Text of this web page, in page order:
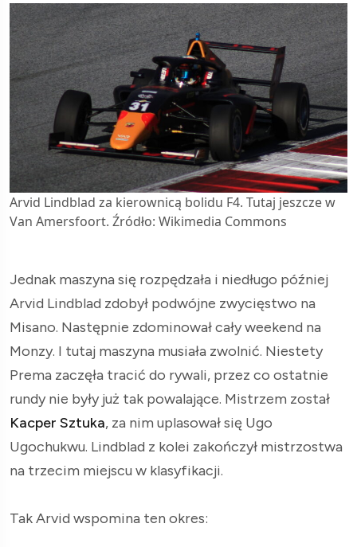
Arvid Lindblad za kierownicą bolidu F4. Tutaj jeszcze w
Van Amersfoort. Źródło: Wikimedia Commons
Jednak maszyna się rozpędzała i niedługo później
Arvid Lindblad zdobył podwójne zwycięstwo na
Misano. Następnie zdominował cały weekend na
Monzy. I tutaj maszyna musiała zwolnić. Niestety
Prema zaczęła tracić do rywali, przez co ostatnie
rundy nie były już tak powalające. Mistrzem został
Kacper Sztuka, za nim uplasował się Ugo
Ugochukwu. Lindblad z kolei zakończył mistrzostwa
na trzecim miejscu w klasyfikacji.
Tak Arvid wspomina ten okres: